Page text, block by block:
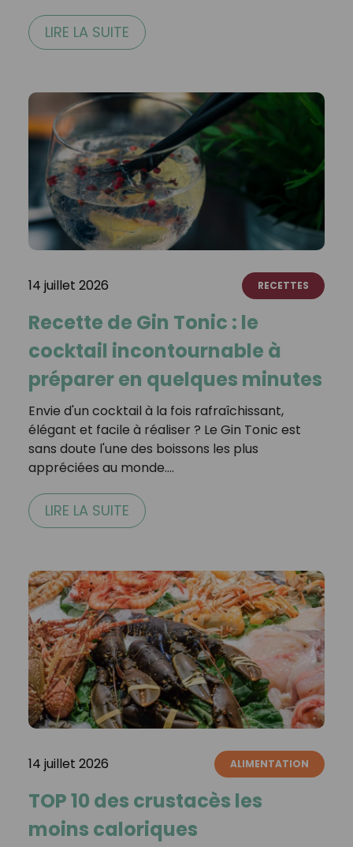
LIRE LA SUITE
14 juillet 2026 RECETTES
Recette de Gin Tonic : le
cocktail incontournable à
préparer en quelques minutes
Envie d'un cocktail à la fois rafraîchissant,
élégant et facile à réaliser ? Le Gin Tonic est
sans doute l'une des boissons les plus
appréciées au monde.…
LIRE LA SUITE
14 juillet 2026 ALIMENTATION
TOP 10 des crustacès les
moins caloriques